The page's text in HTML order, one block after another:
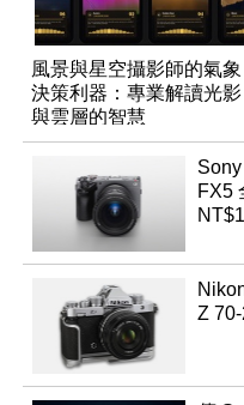
風景與星空攝影師的氣象
決策利器：專業解讀光影
與雲層的智慧
App「Atmos」登場
FX5
Z